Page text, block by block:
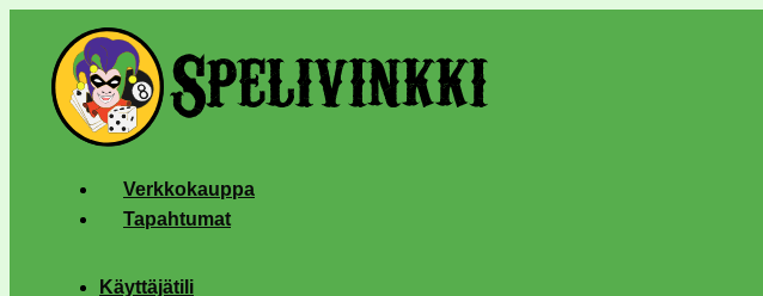
Verkkokauppa
Tapahtumat
Käyttäjätili